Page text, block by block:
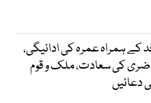
کے ہمراہ عمرہ کی ادائیگی،
کی سعادت، ملک و قوم